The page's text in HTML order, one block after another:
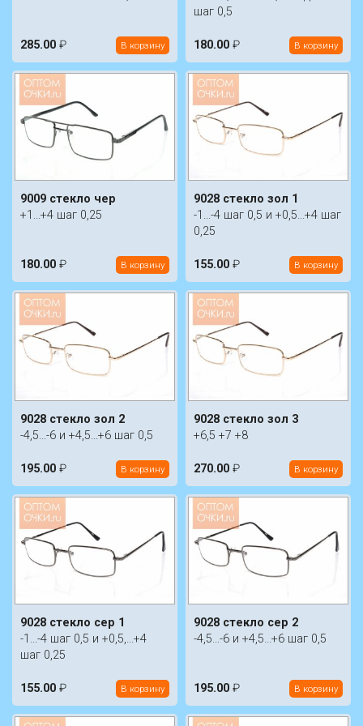
285.00 ₽ В корзину
шаг 0,5
180.00 ₽ В корзину
9009 стекло чер
+1...+4 шаг 0,25
180.00 ₽ В корзину
9028 стекло зол 1
-1...-4 шаг 0,5 и +0,5...+4 шаг
0,25
155.00 ₽ В корзину
9028 стекло зол 2
-4,5...-6 и +4,5...+6 шаг 0,5
195.00 ₽ В корзину
9028 стекло зол 3
+6,5 +7 +8
270.00 ₽ В корзину
9028 стекло сер 1
-1...-4 шаг 0,5 и +0,5,...+4
шаг 0,25
155.00 ₽ В корзину
9028 стекло сер 2
-4,5...-6 и +4,5...+6 шаг 0,5
195.00 ₽ В корзину